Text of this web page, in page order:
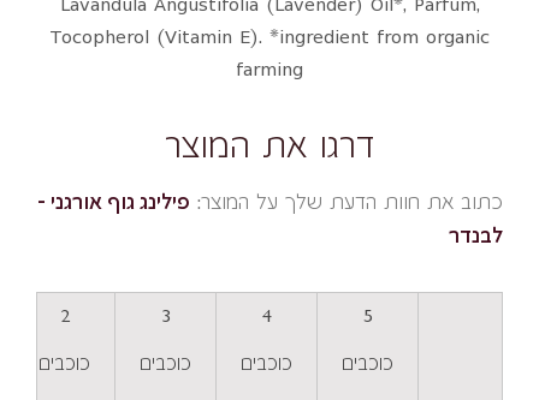
Lavandula Angustifolia (Lavender) Oil*, Parfum,
Tocopherol (Vitamin E). *ingredient from organic
farming
דרגו את המוצר
כתוב את חוות הדעת שלך על המוצר: פילינג גוף אורגני –
לבנדר
5
כוכבים
4
כוכבים
3
כוכבים
2
כוכבים